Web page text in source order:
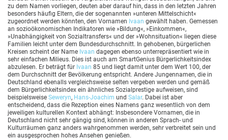
zu dem Namen vorliegen, deuten aber darauf hin, dass in den letzten Jahren
besonders häufig Eltern, die der sogenannten »unteren Mittelschicht«
zugeordnet werden könnten, den Vornamen Ivaan gewählt haben. Gemessen
an sozioökonomischen Indikatoren wie »Bildung«, »Einkommen«,
»Unabhängigkeit von Sozialtransfers« und der »Wohnsituation« liegen diese
Familien leicht unter dem Bundesdurchschnitt. In gehobenen, bürgerlichen
Kreisen scheint der Name Ivaan dagegen ebenso unterrepräsentiert wie in
sehr einfachen Milieus. Dies ist auch am SmartGenius Bürgerlichkeitsindex
abzulesen. Er beträgt für Ivaan 85 und liegt damit unter dem Wert 100, der
dem Durchschnitt der Bevölkerung entspricht. Andere Jungennamen, die in
Deutschland ebenalls vergleichsweise selten vergeben werden und gemäß
dem Bürgerlichkeitsindex ein ähnliches Sozialprestige aufweisen, sind
beispielsweise Seweryn, Hans-Joachim und Salar. Dabei ist aber
entscheidend, dass die Rezeption eines Namens ganz wesentlich von dem
jeweiligen kulturellen Kontext abhängt: Insbesondere Vornamen, die in
Deutschland nicht sehr gängig sind, können in anderen Sprach- und
Kulturräumen ganz anders wahrgenommen werden, sehr verbreitet sein und
ein ausgesprochen hohes Ansehen genießen.